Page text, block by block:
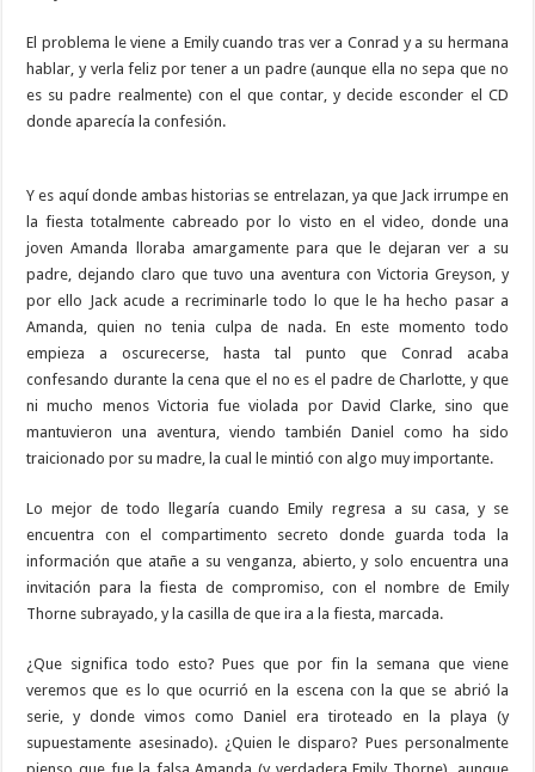
El problema le viene a Emily cuando tras ver a Conrad y a su hermana
hablar, y verla feliz por tener a un padre (aunque ella no sepa que no
es su padre realmente) con el que contar, y decide esconder el CD
donde aparecía la confesión.
Y es aquí donde ambas historias se entrelazan, ya que Jack irrumpe en
la fiesta totalmente cabreado por lo visto en el video, donde una
joven Amanda lloraba amargamente para que le dejaran ver a su
padre, dejando claro que tuvo una aventura con Victoria Greyson, y
por ello Jack acude a recriminarle todo lo que le ha hecho pasar a
Amanda, quien no tenia culpa de nada. En este momento todo
empieza a oscurecerse, hasta tal punto que Conrad acaba
confesando durante la cena que el no es el padre de Charlotte, y que
ni mucho menos Victoria fue violada por David Clarke, sino que
mantuvieron una aventura, viendo también Daniel como ha sido
traicionado por su madre, la cual le mintió con algo muy importante.
Lo mejor de todo llegaría cuando Emily regresa a su casa, y se
encuentra con el compartimento secreto donde guarda toda la
información que atañe a su venganza, abierto, y solo encuentra una
invitación para la fiesta de compromiso, con el nombre de Emily
Thorne subrayado, y la casilla de que ira a la fiesta, marcada.
¿Que significa todo esto? Pues que por fin la semana que viene
veremos que es lo que ocurrió en la escena con la que se abrió la
serie, y donde vimos como Daniel era tiroteado en la playa (y
supuestamente asesinado). ¿Quien le disparo? Pues personalmente